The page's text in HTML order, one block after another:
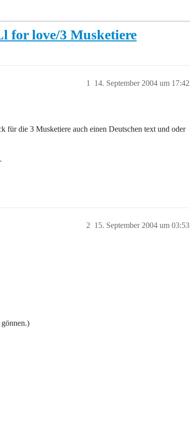
for love/3 Musketiere
14. September 2004 um 17:42
1
für die 3 Musketiere auch einen Deutschen text und oder
15. September 2004 um 03:53
2